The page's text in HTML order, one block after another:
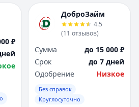
₽
ДоброЗайм
4.5
(11 отзывов)
Сумма
до 15 000 ₽
Срок
до 7 дней
Одобрение
Низкое
Без справок
Круглосуточно